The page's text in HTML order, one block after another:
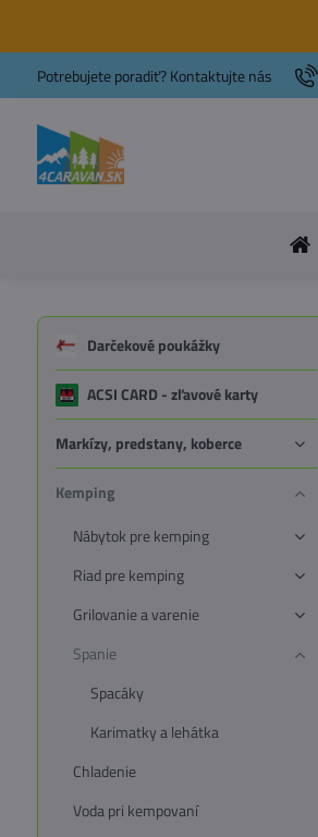
Potrebujete poradiť? Kontaktujte nás
Darčekové poukážky
ACSI CARD - zľavové karty
Markízy, predstany, koberce
Kemping
Nábytok pre kemping
Riad pre kemping
Grilovanie a varenie
Spanie
Spacáky
Karimatky a lehátka
Chladenie
Voda pri kempovaní